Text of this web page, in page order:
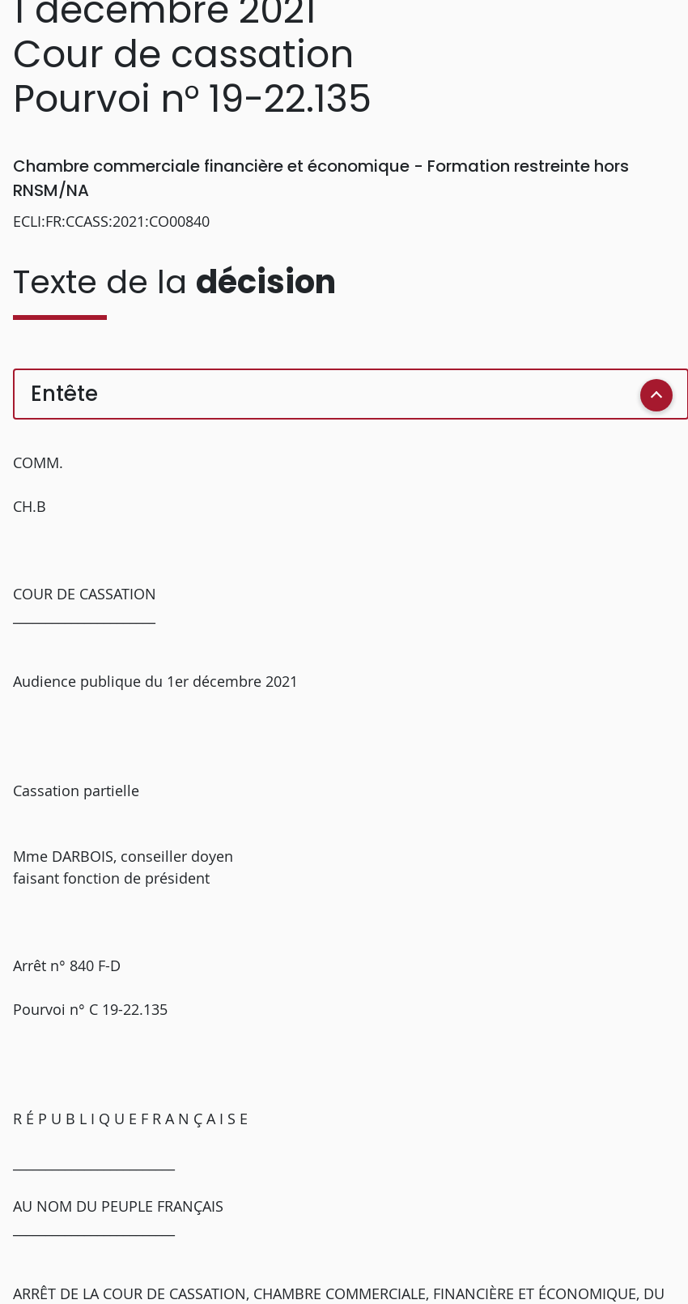
Cour de cassation
Pourvoi n° 19-22.135
Chambre commerciale financière et économique - Formation restreinte hors
RNSM/NA
ECLI:FR:CCASS:2021:CO00840
Texte de la décision
Entête
COMM.
CH.B
COUR DE CASSATION
Audience publique du 1er décembre 2021
Cassation partielle
Mme DARBOIS, conseiller doyen
faisant fonction de président
Arrêt n° 840 F-D
Pourvoi n° C 19-22.135
R É P U B L I Q U E F R A N Ç A I S E
AU NOM DU PEUPLE FRANÇAIS
ARRÊT DE LA COUR DE CASSATION, CHAMBRE COMMERCIALE, FINANCIÈRE ET ÉCONOMIQUE, DU